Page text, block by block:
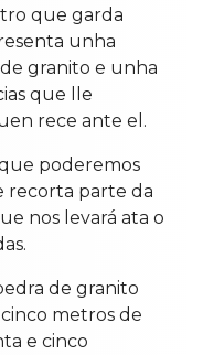
que garda
unha
granito e unha
que lle
rece ante el.
poderemos
recorta parte da
nos levará ata o
de granito
metros de
e cinco